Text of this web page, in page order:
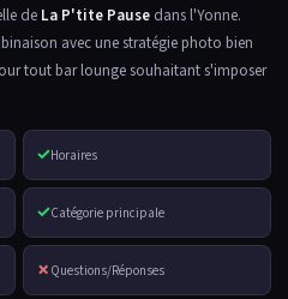
de La P'tite Pause dans l'Yonne.
avec une stratégie photo bien
tout bar lounge souhaitant s'imposer
✓Horaires
✓Catégorie principale
✗ Questions/Réponses